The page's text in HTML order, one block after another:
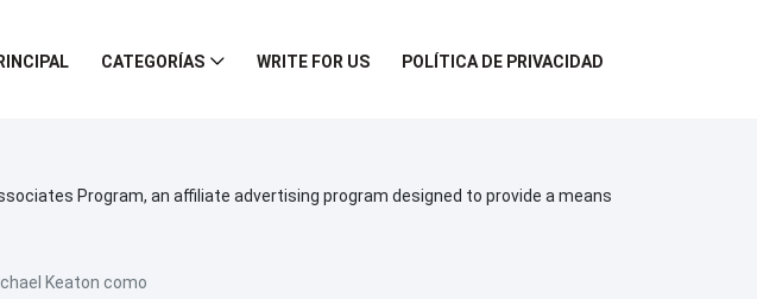
CATEGORÍAS WRITE FOR US POLÍTICA DE PRIVACIDAD
Program, an affiliate advertising program designed to provide a means
Keaton como